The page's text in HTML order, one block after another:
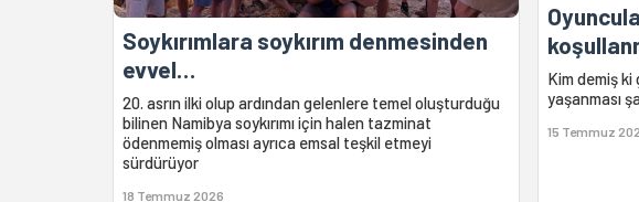
Soykırımlara soykırım denmesinden
evvel…
20. asrın ilki olup ardından gelenlere temel oluşturduğu
bilinen Namibya soykırımı için halen tazminat
ödenmemiş olması ayrıca emsal teşkil etmeyi
sürdürüyor
18 Temmuz 2026
Kim demiş
yaşanması
15 Temmuz